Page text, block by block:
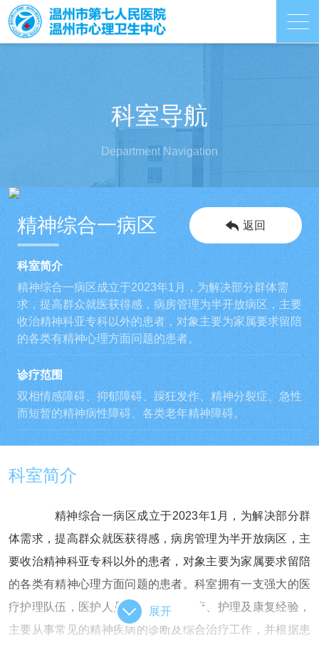
科室导航
Department Navigation
返回
精神综合一病区
科室简介
精神综合一病区成立于2023年1月，为解决部分群体需
求，提高群众就医获得感，病房管理为半开放病区，主要
收治精神科亚专科以外的患者，对象主要为家属要求留陪
的各类有精神心理方面问题的患者。
诊疗范围
双相情感障碍、抑郁障碍、躁狂发作、精神分裂症、急性
而短暂的精神病性障碍、各类老年精神障碍。
科室简介
精神综合一病区成立于2023年1月，为解决部分群
体需求，提高群众就医获得感，病房管理为半开放病区，主
要收治精神科亚专科以外的患者，对象主要为家属要求留陪
的各类有精神心理方面问题的患者。科室拥有一支强大的医
疗护理队伍，医护人员积累丰富的治疗、护理及康复经验，
主要从事常见的精神疾病的诊断及综合治疗工作，并根据患
展开